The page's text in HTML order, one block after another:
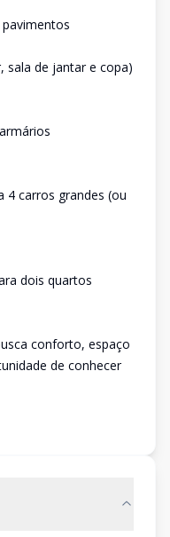
sala de jantar e copa)
4 carros grandes (ou
dois quartos
conforto, espaço
de conhecer